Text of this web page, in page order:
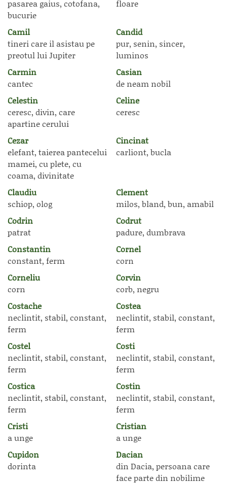
pasarea gaius, cotofana,
bucurie
floare
Camil
tineri care il asistau pe
preotul lui Jupiter
Candid
pur, senin, sincer,
luminos
Carmin
cantec
Casian
de neam nobil
Celestin
ceresc, divin, care
apartine cerului
Celine
ceresc
Cezar
elefant, taierea pantecelui
mamei, cu plete, cu
coama, divinitate
Cincinat
carliont, bucla
Claudiu
schiop, olog
Clement
milos, bland, bun, amabil
Codrin
patrat
Codrut
padure, dumbrava
Constantin
constant, ferm
Cornel
corn
Corneliu
corn
Corvin
corb, negru
Costache
neclintit, stabil, constant,
ferm
Costea
neclintit, stabil, constant,
ferm
Costel
neclintit, stabil, constant,
ferm
Costi
neclintit, stabil, constant,
ferm
Costica
neclintit, stabil, constant,
ferm
Costin
neclintit, stabil, constant,
ferm
Cristi
a unge
Cristian
a unge
Cupidon
dorinta
Dacian
din Dacia, persoana care
face parte din nobilime